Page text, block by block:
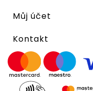
Můj účet
Kontakt